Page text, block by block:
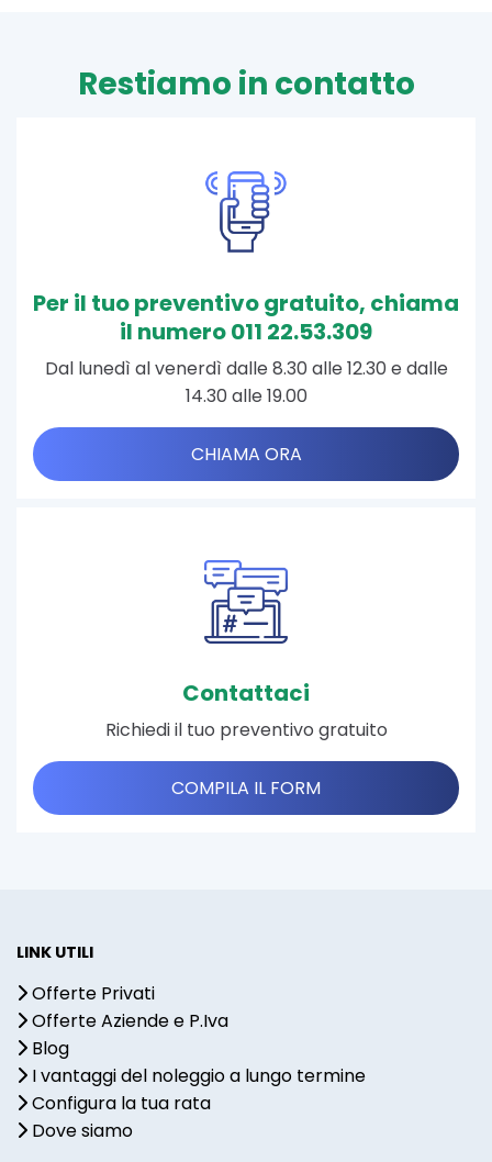
Restiamo in contatto
Per il tuo preventivo gratuito, chiama
il numero 011 22.53.309
Dal lunedì al venerdì dalle 8.30 alle 12.30 e dalle
14.30 alle 19.00
CHIAMA ORA
Contattaci
Richiedi il tuo preventivo gratuito
COMPILA IL FORM
LINK UTILI
Offerte Privati
Offerte Aziende e P.Iva
Blog
I vantaggi del noleggio a lungo termine
Configura la tua rata
Dove siamo